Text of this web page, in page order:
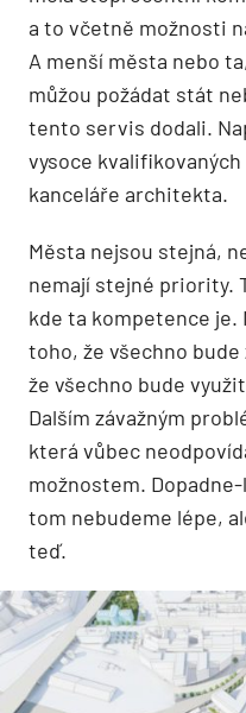
a to včetně možnosti
A menší města nebo
můžou požádat stát
tento servis dodali.
vysoce
kanceláře architekta.
Města nejsou stejná,
nemají stejné priority.
kde ta kompetence je.
toho, že všechno
že všechno bude
Dalším závažným
která vůbec
možnostem.
tom nebudeme lépe,
teď.